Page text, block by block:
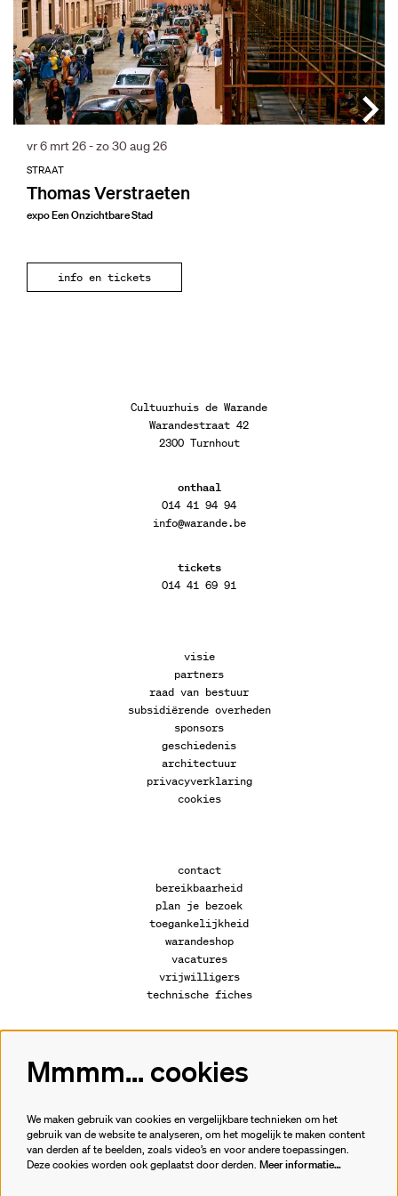
Thomas Verstraeten
expo Een Onzichtbare Stad
STRAAT
vr 6 mrt 26-zo 30 aug 26
info en tickets
Cultuurhuis de Warande
Warandestraat 42
2300 Turnhout
onthaal
014 41 94 94
info@warande.be
tickets
014 41 69 91
visie
partners
raad van bestuur
subsidiërende overheden
sponsors
geschiedenis
architectuur
privacyverklaring
cookies
contact
bereikbaarheid
plan je bezoek
toegankelijkheid
warandeshop
vacatures
vrijwilligers
technische fiches
Volg ons
Meld je aan voor de nieuwsbrief.
Mmmm... cookies
We maken gebruik van cookies en vergelijkbare technieken om het
gebruik van de website te analyseren, om het mogelijk te maken content
van derden af te beelden, zoals video’s en voor andere toepassingen.
Deze cookies worden ook geplaatst door derden. Meer informatie…